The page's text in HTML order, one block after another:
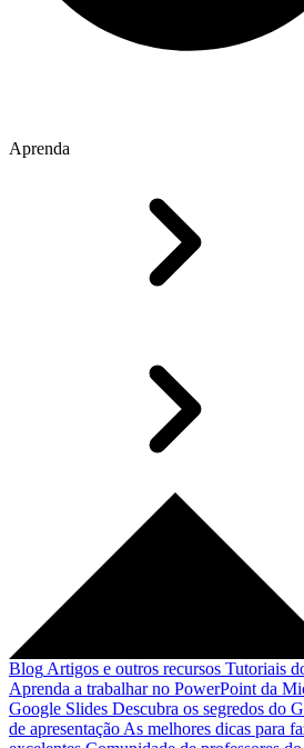
Aprenda
Blog Artigos e outros recursos Tutoriais
Aprenda a trabalhar no PowerPoint da
Google Slides Descubra os segredos do
de apresentação As melhores dicas para